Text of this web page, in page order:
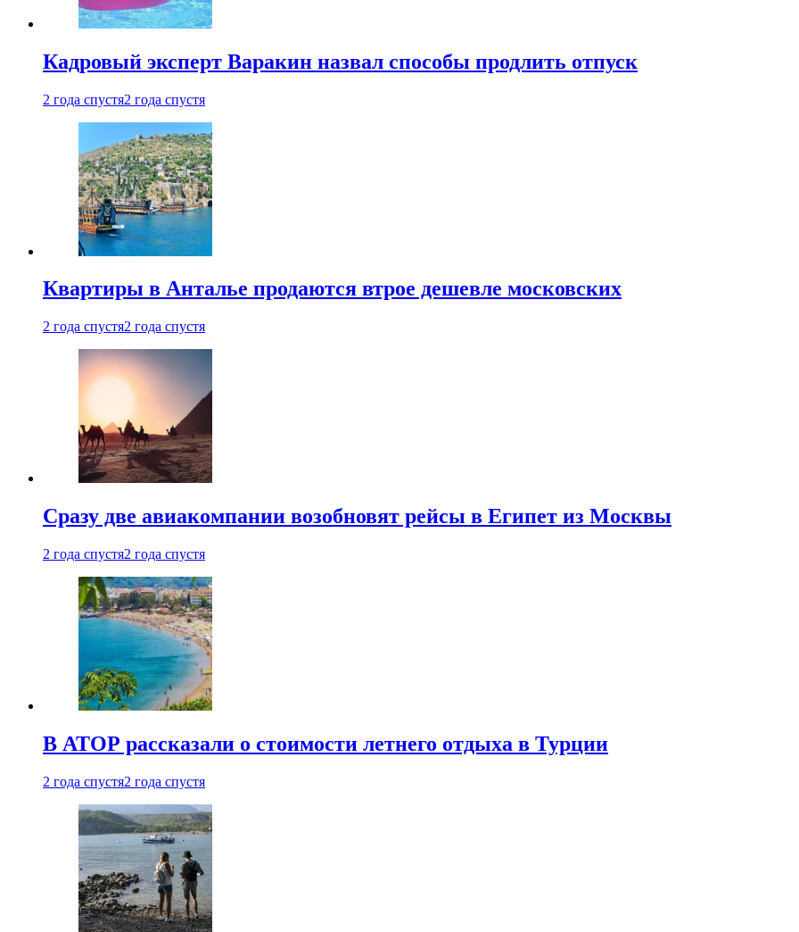
Кадровый эксперт Варакин назвал способы продлить отпуск
2 года спустя2 года спустя
Квартиры в Анталье продаются втрое дешевле московских
2 года спустя2 года спустя
Сразу две авиакомпании возобновят рейсы в Египет из Москвы
2 года спустя2 года спустя
В АТОР рассказали о стоимости летнего отдыха в Турции
2 года спустя2 года спустя